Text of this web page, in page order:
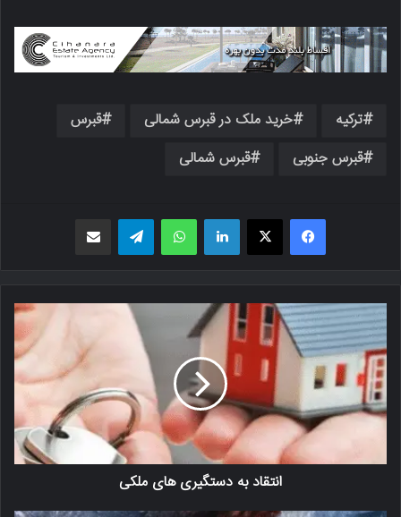
ترکیه خرید ملک در قبرس شمالی
قبرس
قبرس جنوبی
قبرس شمالی
فیسبوک X لینکدین واتس اپ
انتقاد به دستگیری های ملکی